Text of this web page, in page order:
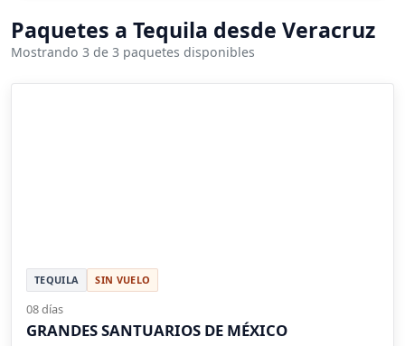
Paquetes a Tequila desde Veracruz
Mostrando 3 de 3 paquetes disponibles
TEQUILA SIN VUELO
08 días
GRANDES SANTUARIOS DE MÉXICO